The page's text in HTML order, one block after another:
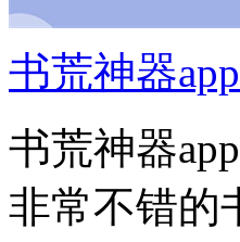
书荒神器
书荒神器
非常不错的